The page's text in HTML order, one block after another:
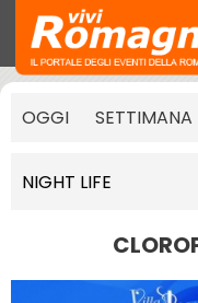
OGGI SETTIMANA
NIGHT LIFE